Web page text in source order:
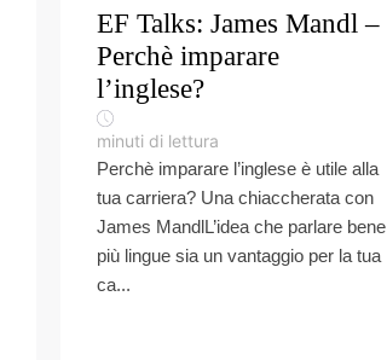
EF Talks: James Mandl –
Perchè imparare
l’inglese?
minuti di lettura
Perchè imparare l’inglese è utile alla
tua carriera? Una chiaccherata con
James MandlL’idea che parlare bene
più lingue sia un vantaggio per la tua
ca...